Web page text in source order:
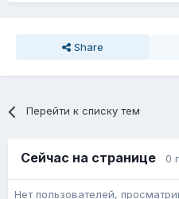
Share
Перейти к списку тем
Сейчас на странице 0
Нет пользователей,